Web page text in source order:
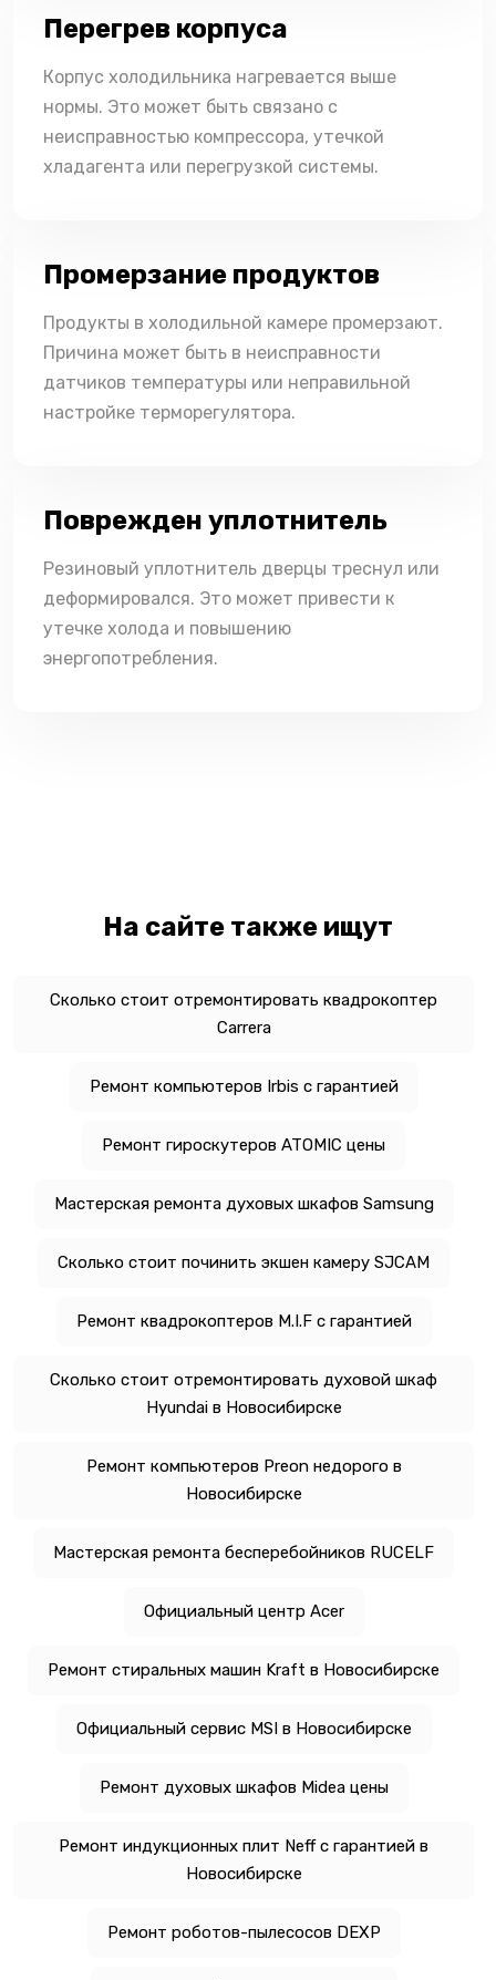
Перегрев корпуса
Корпус холодильника нагревается выше
нормы. Это может быть связано с
неисправностью компрессора, утечкой
хладагента или перегрузкой системы.
Промерзание продуктов
Продукты в холодильной камере промерзают.
Причина может быть в неисправности
датчиков температуры или неправильной
настройке терморегулятора.
Поврежден уплотнитель
Резиновый уплотнитель дверцы треснул или
деформировался. Это может привести к
утечке холода и повышению
энергопотребления.
На сайте также ищут
Сколько стоит отремонтировать квадрокоптер
Carrera
Ремонт компьютеров Irbis с гарантией
Ремонт гироскутеров ATOMIC цены
Мастерская ремонта духовых шкафов Samsung
Сколько стоит починить экшен камеру SJCAM
Ремонт квадрокоптеров M.I.F с гарантией
Сколько стоит отремонтировать духовой шкаф
Hyundai в Новосибирске
Ремонт компьютеров Preon недорого в
Новосибирске
Мастерская ремонта бесперебойников RUCELF
Официальный центр Acer
Ремонт стиральных машин Kraft в Новосибирске
Официальный сервис MSI в Новосибирске
Ремонт духовых шкафов Midea цены
Ремонт индукционных плит Neff с гарантией в
Новосибирске
Ремонт роботов-пылесосов DEXP